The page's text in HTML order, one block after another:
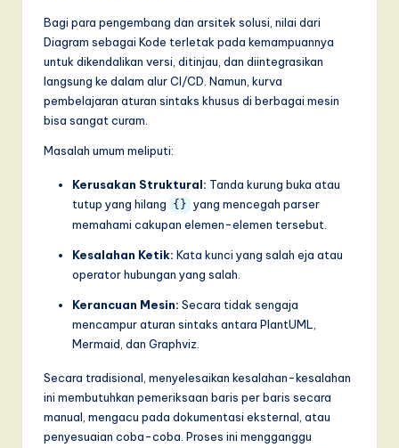
o
Bagi para pengembang dan arsitek solusi, nilai dari
Diagram sebagai Kode terletak pada kemampuannya
untuk dikendalikan versi, ditinjau, dan diintegrasikan
langsung ke dalam alur CI/CD. Namun, kurva
pembelajaran aturan sintaks khusus di berbagai mesin
bisa sangat curam.
Masalah umum meliputi:
Kerusakan Struktural: Tanda kurung buka atau
tutup yang hilang {} yang mencegah parser
memahami cakupan elemen-elemen tersebut.
Kesalahan Ketik: Kata kunci yang salah eja atau
operator hubungan yang salah.
Kerancuan Mesin: Secara tidak sengaja
mencampur aturan sintaks antara PlantUML,
Mermaid, dan Graphviz.
Secara tradisional, menyelesaikan kesalahan-kesalahan
ini membutuhkan pemeriksaan baris per baris secara
manual, mengacu pada dokumentasi eksternal, atau
penyesuaian coba-coba. Proses ini mengganggu